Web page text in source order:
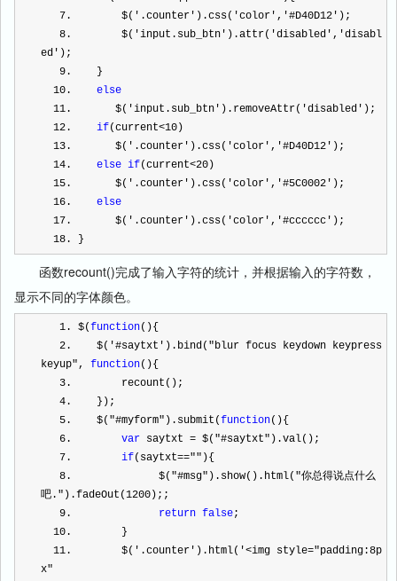
7.        $( ' .counter ' ).css( 'color ' , '#D40D12 '
8.        $( 'input.sub_btn ' ).attr( 'disabled ' , 'disabl
ed ' );
9.    }
10. else
11.       $( 'input.sub_btn ' ).removeAttr( 'disabled '
12. if(current<10 )
13.       $( ' .counter ' ).css( 'color ' , '#D40D12 '
14. else if(current<20 )
15.       $( ' .counter ' ).css( 'color ' , '#5C0002 '
16. else
17.       $( ' .counter ' ).css( 'color ' , '#cccccc ' );
18. }
函数recount()完成了输入字符的统计，并根据输入的字符数，
显示不同的字体颜色。
1. $(function(){
2.    $( '#saytxt ' ).bind( "blur focus keydown keypress
keyup", function(){
3.        recount();
4.    });
5.    $( "#myform" ).submit(function(){
6. var saytxt = $( "#saytxt"
7. if(saytxt=="" ){
8.              $( "#msg" ).show().html( "你总得说点什么
吧. " ).fadeOut(1200 );;
9. return false;
10.        }
11.        $( ' .counter ' ).html( '<img style="padding:8p
x"